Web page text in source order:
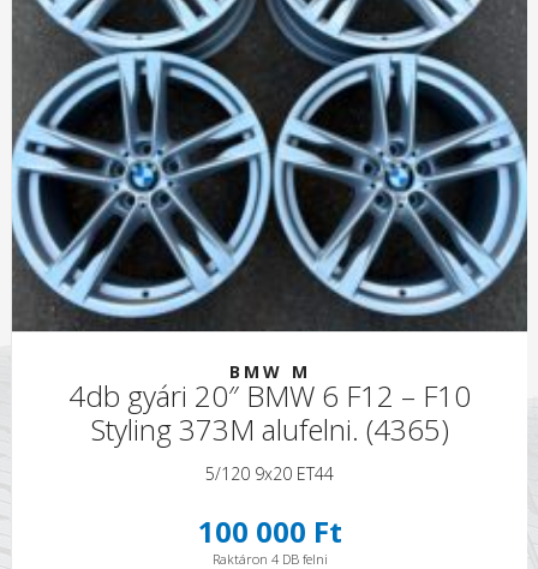
BMW M
4db gyári 20″ BMW 6 F12 – F10
Styling 373M alufelni. (4365)
5/120 9x20 ET44
100 000 Ft
Raktáron 4 DB felni